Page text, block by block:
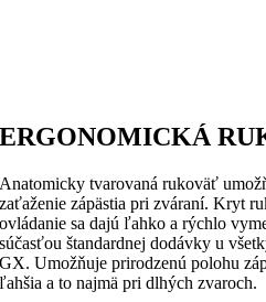
ERGONOMICKÁ
Anatomicky tvarovaná rukoväť
zaťaženie zápästia pri zváraní. Kryt
ovládanie sa dajú ľahko a rýchlo
súčasťou štandardnej dodávky u
GX. Umožňuje prirodzenú polohu
ľahšia a to najmä pri dlhých zvaroch.